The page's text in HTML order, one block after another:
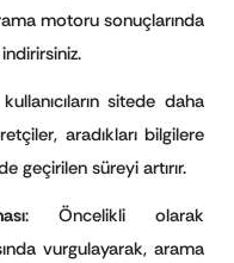
motoru sonuçlarında
sitede daha
aradıkları bilgilere
geçirilen süreyi artırır.
: Öncelikli olarak
vurgulayarak, arama